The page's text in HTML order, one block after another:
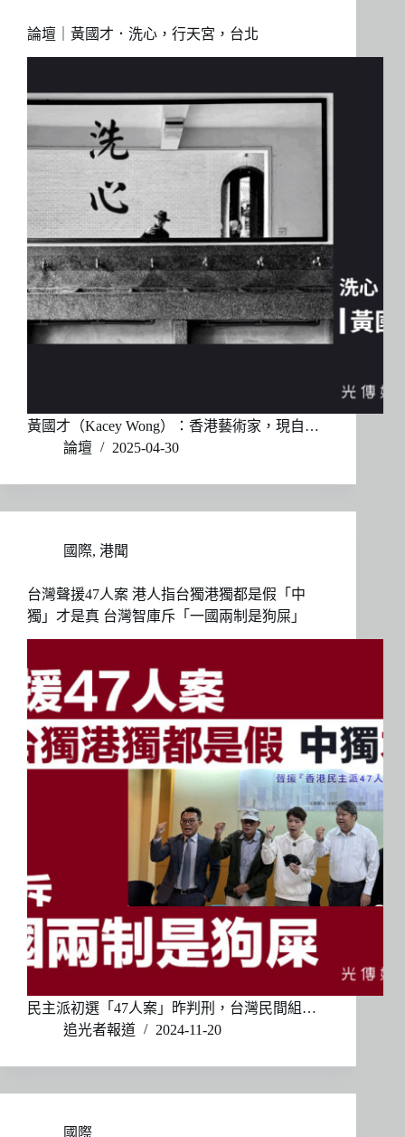
論壇｜黃國才．洗心，行天宮，台北
黃國才（Kacey Wong）：香港藝術家，現自…
論壇
2025-04-30
國際, 港聞
台灣聲援47人案 港人指台獨港獨都是假「中
獨」才是真 台灣智庫斥「一國兩制是狗屎」
民主派初選「47人案」昨判刑，台灣民間組…
追光者報道
2024-11-20
國際